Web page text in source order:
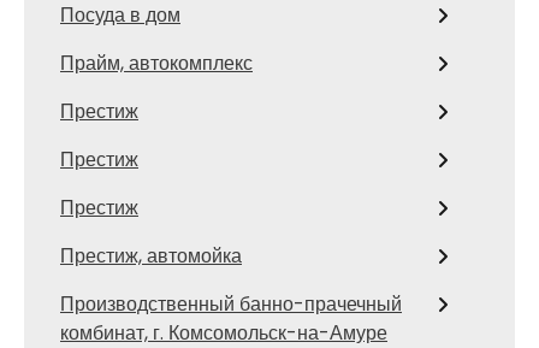
Посуда в дом
Прайм, автокомплекс
Престиж
Престиж
Престиж
Престиж, автомойка
Производственный банно-прачечный
комбинат, г. Комсомольск-на-Амуре